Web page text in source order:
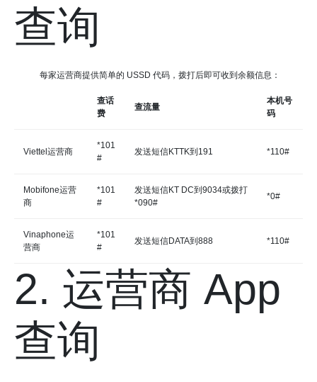
查询
每家运营商提供简单的 USSD 代码，拨打后即可收到余额信息：
查话
费
查流量
本机号
码
Viettel运营商
*101
#
发送短信KTTK到191 *110#
Mobifone运营
商
*101
#
发送短信KT DC到9034或拨打
*090#
*0#
Vinaphone运
营商
*101
#
发送短信DATA到888 *110#
2. 运营商 App
查询